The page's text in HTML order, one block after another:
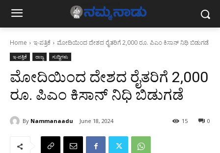
Home ಇ-ಪತ್ರಿಕೆ ಮೋದಿಯಿಂದ ದೇಶದ ರೈತರಿಗೆ 2,000 ರೂ. ಪಿಎಂ ಕಿಸಾನ್ ನಿಧಿ ಬಿಡುಗಡೆ
ಇ-ಪತ್ರಿಕೆ ರಾಜ್ಯ ಸುದ್ದಿಗಳು
ಮೋದಿಯಿಂದ ದೇಶದ ರೈತರಿಗೆ 2,000
ರೂ. ಪಿಎಂ ಕಿಸಾನ್ ನಿಧಿ ಬಿಡುಗಡೆ
By Nammanaadu June 18, 2024 0
15